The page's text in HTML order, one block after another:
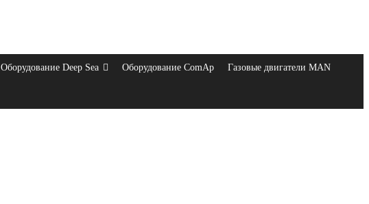
Оборудование Deep Sea Оборудование ComAp Газовые двигатели MAN